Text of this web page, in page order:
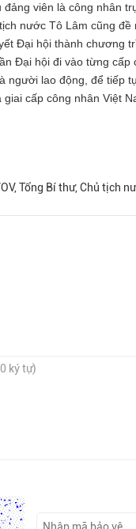
viên là công nhân
nước Tô Lâm cũng
Đại hội thành chương
Đại hội đi vào từng
người lao động, để tiếp
cấp công nhân Việt
Tổng Bí thư, Chủ tịch